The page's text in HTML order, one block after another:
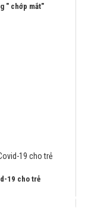
" chớp mắt"
19 cho trẻ